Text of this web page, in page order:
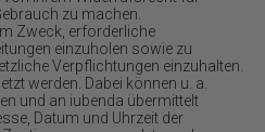
zu machen.
Zweck, erforderliche
einzuholen sowie zu
Verpflichtungen einzuhalten.
werden. Dabei können u. a.
und an iubenda übermittelt
Datum und Uhrzeit der